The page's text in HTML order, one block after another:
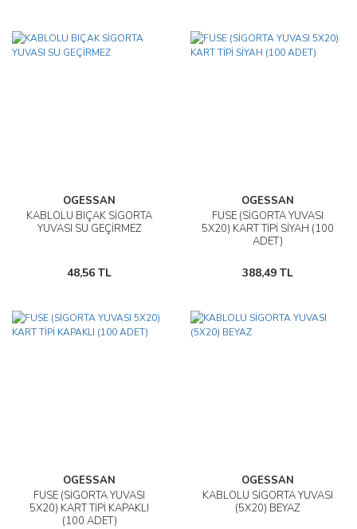
OGESSAN
KABLOLU BIÇAK SİGORTA
YUVASI SU GEÇİRMEZ
48,56 TL
OGESSAN
FUSE (SİGORTA YUVASI
5X20) KART TİPİ SİYAH (100
ADET)
388,49 TL
OGESSAN
FUSE (SİGORTA YUVASI
5X20) KART TİPİ KAPAKLI
(100 ADET)
OGESSAN
KABLOLU SİGORTA YUVASI
(5X20) BEYAZ